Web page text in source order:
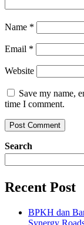
Name *
Email *
Website
Save my name,
time I comment.
Search
Recent Post
BPKH dan
Synergy